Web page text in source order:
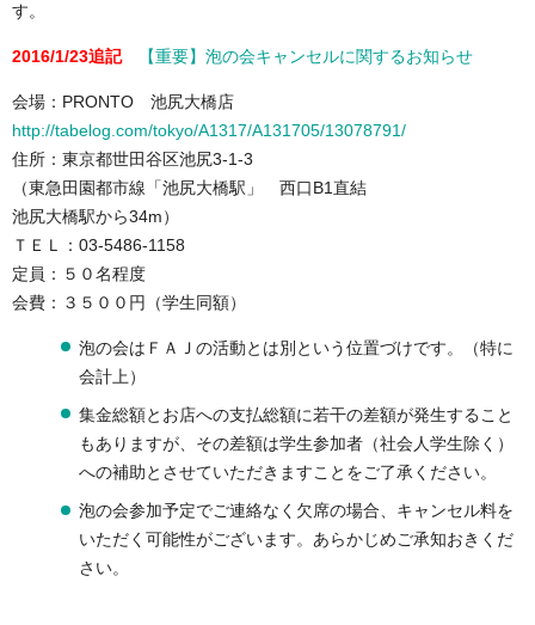
す。
2016/1/23追記 【重要】泡の会キャンセルに関するお知らせ
会場：PRONTO 池尻大橋店
http://tabelog.com/tokyo/A1317/A131705/13078791/
住所：東京都世田谷区池尻3-1-3
（東急田園都市線「池尻大橋駅」 西口B1直結
池尻大橋駅から34m）
ＴＥＬ：03-5486-1158
定員：５０名程度
会費：３５００円（学生同額）
泡の会はＦＡＪの活動とは別という位置づけです。（特に
会計上）
集金総額とお店への支払総額に若干の差額が発生すること
もありますが、その差額は学生参加者（社会人学生除く）
への補助とさせていただきますことをご了承ください。
泡の会参加予定でご連絡なく欠席の場合、キャンセル料を
いただく可能性がございます。あらかじめご承知おきくだ
さい。